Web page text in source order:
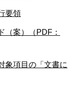
要領
（案）（PDF：
象項目の「文書に